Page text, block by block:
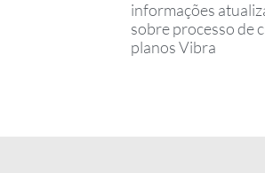
informações
sobre processo de
planos Vibra